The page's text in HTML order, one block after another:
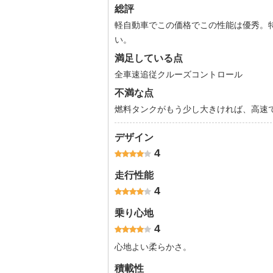
総評
軽自動車でこの価格でこの性能は優秀
い。
満足している点
全車速追従クルーズコントロール
不満な点
燃料タンクがもう少し大きければ、高
デザイン
4
走行性能
4
乗り心地
4
心地よい柔らかさ。
積載性